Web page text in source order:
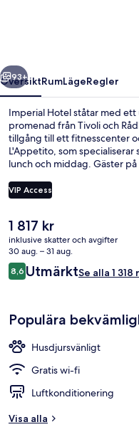
Nästa
93+
ÖversiktRumLägeRegler
Imperial Hotel ståtar med
promenad från Tivoli och
tillgång till ett fitnesscenter
L'Appetito, som specialiserar
lunch och middag. Gäster
brukar uppskatta närheten
några steg från Vesterport
VIP Access
Det
nuvarande
priset
är
1 817 kr
1 817 kr
inklusive skatter och avgifter
30 aug. – 31 aug.
Recensioner
8,68,6 av 10,
UtmärktSe alla 1
Populära
Husdjursvänligt
Gratis wi-fi
Luftkonditionering
Visa alla